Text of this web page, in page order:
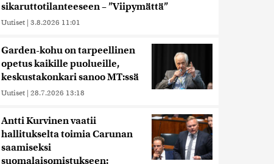
sikaruttotilanteeseen – ”Viipymättä”
Uutiset | 3.8.2026 11:01
Garden-kohu on tarpeellinen
opetus kaikille puolueille,
keskustakonkari sanoo MT:ssä
Uutiset | 28.7.2026 13:18
Antti Kurvinen vaatii
hallitukselta toimia Carunan
saamiseksi
suomalaisomistukseen: